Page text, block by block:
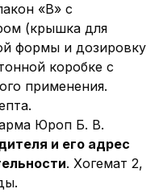
«В» с
(крышка для
формы и дозировку
коробке с
применения.
Юроп Б. В.
и его адрес
. Хогемат 2,